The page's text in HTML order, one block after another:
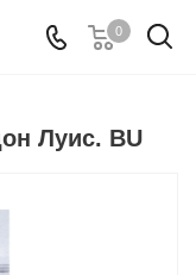
0
Луис. BU